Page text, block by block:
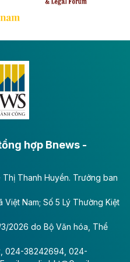
đồng xây dựng cao
kỳ vọng sẽ tạo động
khu vực phía Nam đồng
Việt Nam - CTCP
lợi nhuận trong quý
thu
Xây dựng Việt Nam
hợp Bnews -
Thanh Huyền. Trưởng ban
Nam; Số 5 Lý Thường Kiệt
2026 do Bộ Văn hóa, Thể
024-38242694, 024-